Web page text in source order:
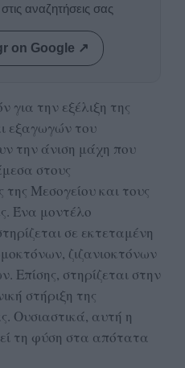
αναζητήσεις σας
on Google ↗
για την εξέλιξη της
εξαγωγών του
την άνιση μάχη που
στους
Μεσογείου και τους
Ένα μοντέλο
σε εκτεταμένη
ζιζανιοκτόνων
στηρίζεται στην
στήριξη της
Ουσιαστικά, αυτή η
τη φύση στα απότατα